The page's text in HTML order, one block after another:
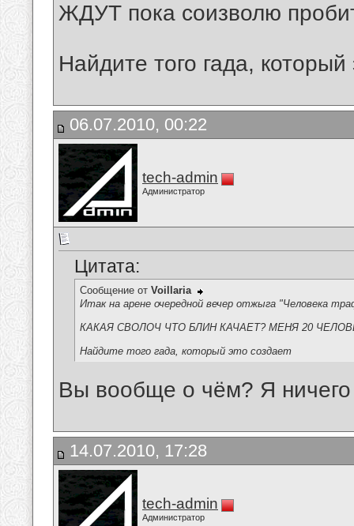
ЖДУТ пока соизволю
Найдите того гада, который
06.07.2010, 00:22
tech-admin
Администратор
Цитата:
Сообщение от Voillaria
Итак на арене очередной вечер отжыга "Человека
КАКАЯ СВОЛОЧ ЧТО БЛИН КАЧАЕТ? МЕНЯ 20
Найдите того гада, который это создает
Вы вообще о чём? Я ничего
14.07.2010, 17:28
tech-admin
Администратор